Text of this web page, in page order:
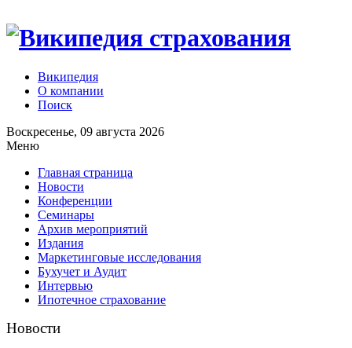
Википедия
О компании
Поиск
Воскресенье, 09 августа 2026
Меню
Главная страница
Новости
Конференции
Семинары
Архив мероприятий
Издания
Маркетинговые исследования
Бухучет и Аудит
Интервью
Ипотечное страхование
Новости